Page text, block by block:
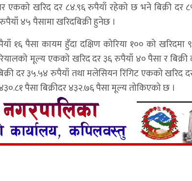
एकको खरिद दर ८४.९६ रुपैयाँ रहेको छ भने बिक्री दर
४५ पैसामा खरिदबिक्री हुनेछ ।
१६ पैसा कायम हुँदा दक्षिण कोरिया १०० को खरिदमा
मूल्य एकको खरिद दर ३६ रुपैयाँ ४० पैसा र
दर ३५.५४ रुपैयाँ तथा मलेसियन रिंगिट एकको खरिद
पैसा बिक्रीदर ४३२.७६ पैसा मूल्य तोकिएको छ ।